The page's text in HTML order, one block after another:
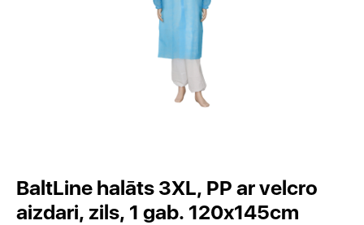
BaltLine halāts 3XL, PP ar velcro
aizdari, zils, 1 gab. 120x145cm